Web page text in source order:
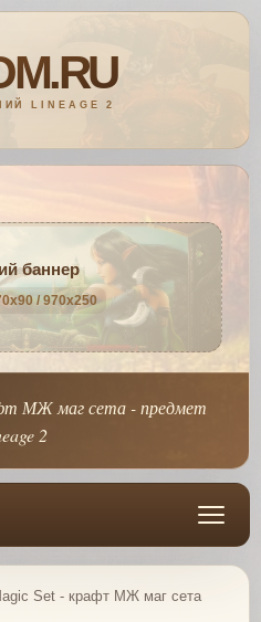
баннер
/ 970x250
МЖ маг сета - предмет
2
Set - крафт МЖ маг сета